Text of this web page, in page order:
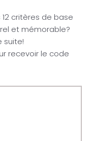
critères de base
et mémorable?
suite!
recevoir le code